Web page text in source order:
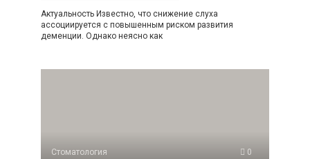
Актуальность Известно, что снижение слуха
ассоциируется с повышенным риском развития
деменции. Однако неясно как
Стоматология 0